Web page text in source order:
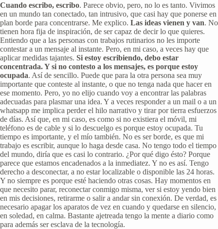
Cuando escribo, escribo. Parece obvio, pero, no lo es tanto. Vivimos
en un mundo tan conectado, tan intrusivo, que casi hay que ponerse en
plan borde para concentrarse. Me explico. Las ideas vienen y van. No
tienen hora fija de inspiración, de ser capaz de decir lo que quieres.
Entiendo que a las personas con trabajos rutinarios no les importe
contestar a un mensaje al instante. Pero, en mi caso, a veces hay que
aplicar medidas tajantes. Si estoy escribiendo, debo estar
concentrada. Y si no contesto a los mensajes, es porque estoy
ocupada. Así de sencillo. Puede que para la otra persona sea muy
importante que conteste al instante, o que no tenga nada que hacer en
ese momento. Pero, yo no elijo cuando voy a encontrar las palabras
adecuadas para plasmar una idea. Y a veces responder a un mail o a un
whatsapp me implica perder el hilo narrativo y tirar por tierra esfuerzos
de días. Así que, en mi caso, es como si no existiera el móvil, mi
teléfono es de cable y si lo descuelgo es porque estoy ocupada. Tu
tiempo es importante, y el mío también. No es ser borde, es que mi
trabajo es escribir, aunque lo haga desde casa. No tengo todo el tiempo
del mundo, diría que es casi lo contrario. ¿Por qué digo ésto? Porque
parece que estamos encadenados a la inmediatez. Y no es así. Tengo
derecho a desconectar, a no estar localizable o disponible las 24 horas.
Y no siempre es porque esté haciendo otras cosas. Hay momentos en
que necesito parar, reconectar conmigo misma, ver si estoy yendo bien
en mis decisiones, retirarme o salir a andar sin conexión. De verdad, es
necesario apagar los aparatos de vez en cuando y quedarse en silencio,
en soledad, en calma. Bastante ajetreada tengo la mente a diario como
para además ser esclava de la tecnología.